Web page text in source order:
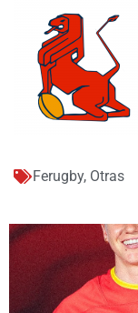
Ferugby, Otras